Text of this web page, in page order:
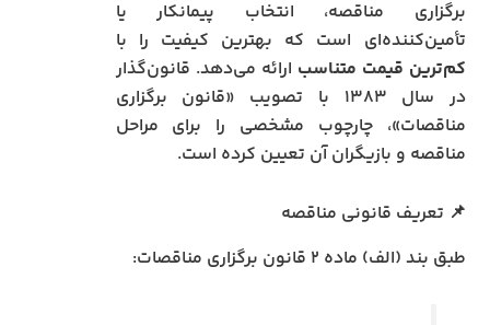
برگزاری مناقصه، انتخاب پیمانکار یا
تأمین‌کننده‌ای است که بهترین کیفیت را با
کم‌ترین قیمت متناسب ارائه می‌دهد. قانون‌گذار
در سال ۱۳۸۳ با تصویب «قانون برگزاری
مناقصات»، چارچوب مشخصی را برای مراحل
مناقصه و بازیگران آن تعیین کرده است.
📌 تعریف قانونی مناقصه
طبق بند (الف) ماده ۲ قانون برگزاری مناقصات: